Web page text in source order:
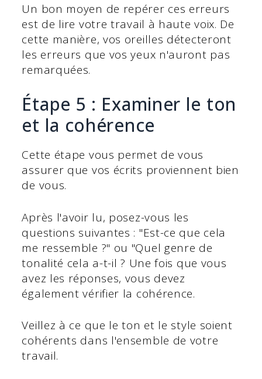
Un bon moyen de repérer ces erreurs
est de lire votre travail à haute voix. De
cette manière, vos oreilles détecteront
les erreurs que vos yeux n'auront pas
remarquées.
Étape 5 : Examiner le ton
et la cohérence
Cette étape vous permet de vous
assurer que vos écrits proviennent bien
de vous.
Après l'avoir lu, posez-vous les
questions suivantes : "Est-ce que cela
me ressemble ?" ou "Quel genre de
tonalité cela a-t-il ? Une fois que vous
avez les réponses, vous devez
également vérifier la cohérence.
Veillez à ce que le ton et le style soient
cohérents dans l'ensemble de votre
travail.